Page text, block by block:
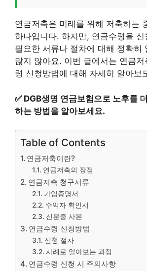
연금저축은 미래를 위해 저축하는
하나입니다. 하지만, 연금수령을 신
필요한 서류나 절차에 대해 정확히
많지 않아요. 이번 글에서는 연금
령 신청방법에 대해 자세히 알아보
✅ DGB생명 연금보험으로 노후를
하는 방법을 알아보세요.
Table of Contents
연금저축이란?
연금저축의 장점
연금저축 청구서류
가입증명서
수익자 확인서
신분증 사본
연금수령 신청방법
신청 절차
사례로 알아보는 과정
연금수령 신청 시 주의사항